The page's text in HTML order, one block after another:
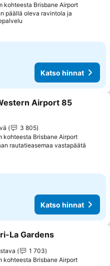
kohteesta Brisbane Airport
päällä oleva ravintola ja
Katso hinnat
suosikkeihin
Airport 85
3 805
kohteesta Brisbane Airport
rautatieasemaa vastapäätä
Katso hinnat
suosikkeihin
La Gardens
1 703
kohteesta Brisbane Airport